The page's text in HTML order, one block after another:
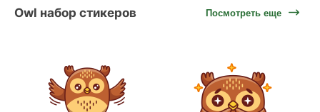
Owl набор стикеров Посмотреть еще